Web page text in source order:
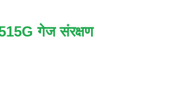
गेज संरक्षण